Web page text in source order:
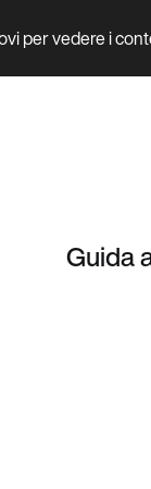
per vedere i
Guida